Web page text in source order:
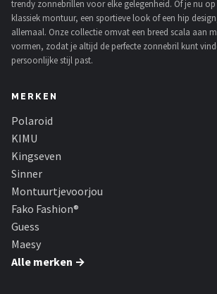
trendy zonnebrillen voor elke gelegenheid. Of je nu
klassiek montuur, een sportieve look of een hip
allemaal. Onze collectie omvat een breed scala aan
vormen, zodat je altijd de perfecte zonnebril kunt
persoonlijke stijl past.
MERKEN
Polaroid
KIMU
Kingseven
Sinner
Montuurtjevoorjou
Fako Fashion®
Guess
Maesy
Alle merken →